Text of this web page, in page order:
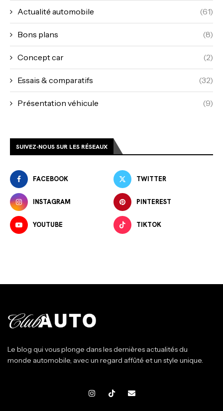
Actualité automobile (61)
Bons plans (8)
Concept car (2)
Essais & comparatifs (32)
Présentation véhicule (9)
SUIVEZ-NOUS SUR LES RÉSEAUX
FACEBOOK TWITTER
INSTAGRAM PINTEREST
YOUTUBE TIKTOK
Le blog qui vous plonge dans les dernières actualités du
monde automobile, avec un regard affûté et un style unique.